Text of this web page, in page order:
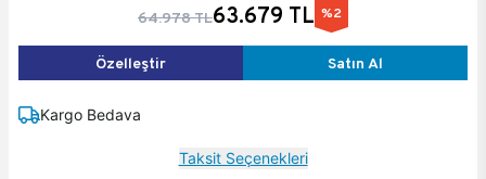
64.978 TL63.679 TL %2
Özelleştir Satın Al
Kargo Bedava
Taksit Seçenekleri